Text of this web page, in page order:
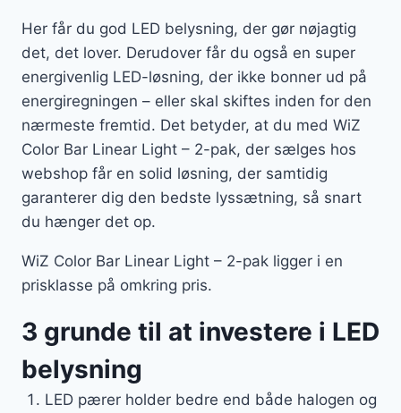
Her får du god LED belysning, der gør nøjagtig
det, det lover. Derudover får du også en super
energivenlig LED-løsning, der ikke bonner ud på
energiregningen – eller skal skiftes inden for den
nærmeste fremtid. Det betyder, at du med WiZ
Color Bar Linear Light – 2-pak, der sælges hos
webshop får en solid løsning, der samtidig
garanterer dig den bedste lyssætning, så snart
du hænger det op.
WiZ Color Bar Linear Light – 2-pak ligger i en
prisklasse på omkring pris.
3 grunde til at investere i LED
belysning
LED pærer holder bedre end både halogen og